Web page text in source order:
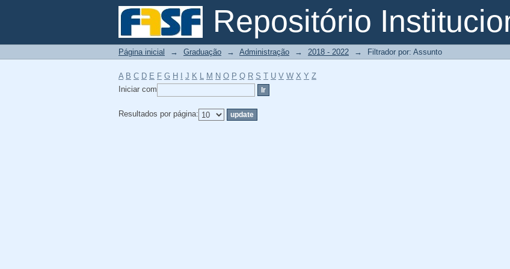
Repositório
Filtrador por: Assunto
Página inicial → Graduação → Administração → 2018 - 2022 → Filtrador por: Assunto
A B C D E F G H J K L M N O P Q R S T U V W X Y Z
Iniciar com
Resultados por página: